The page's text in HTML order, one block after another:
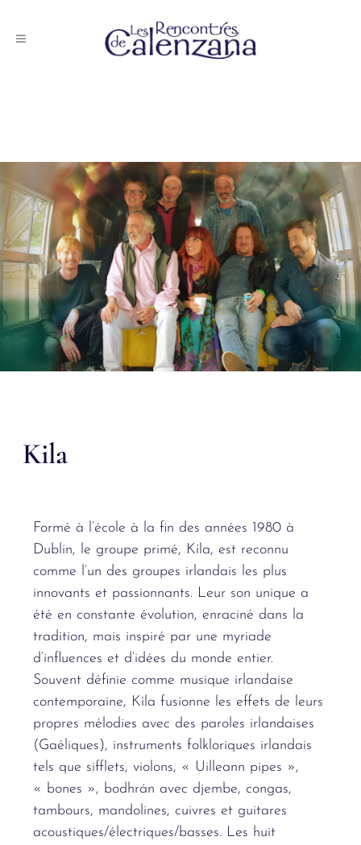
Kila
Formé à l’école à la fin des années 1980 à
Dublin, le groupe primé, Kíla, est reconnu
comme l’un des groupes irlandais les plus
innovants et passionnants. Leur son unique a
été en constante évolution, enraciné dans la
tradition, mais inspiré par une myriade
d’influences et d’idées du monde entier.
Souvent définie comme musique irlandaise
contemporaine, Kíla fusionne les effets de leurs
propres mélodies avec des paroles irlandaises
(Gaéliques), instruments folkloriques irlandais
tels que sifflets, violons, « Uilleann pipes »,
« bones », bodhrán avec djembe, congas,
tambours, mandolines, cuivres et guitares
acoustiques/électriques/basses. Les huit